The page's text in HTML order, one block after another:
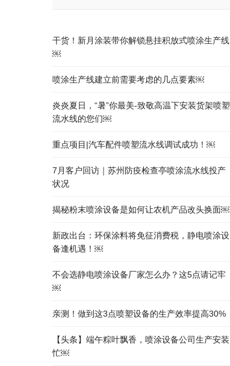
干货！新月涂装带你解锁悬挂积放式喷涂生产线
￼
喷涂生产线建立前需要考虑的几点要素￼
炎炎夏日，“暑”你最美-致敬高温下安装货架喷塑
流水线的您们￼
重点项目|汽车配件喷塑流水线调试成功！￼
7月客户回访｜苏州防疫检查亭喷涂流水线投产
状况
揭秘粉末喷涂设备是如何让农机产品改头换面￼
新政出台：环保涂料将免征消费税，静电喷涂设
备逢机遇！￼
不会选静电喷涂设备厂家怎么办？这5点请记牢
￼
亲测！做到这3点喷塑设备的生产效率提高30%
【头条】端午粽叶飘香，喷涂设备公司生产安装
忙￼